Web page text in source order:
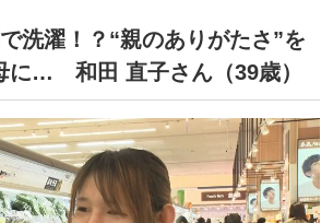
洗濯！？“親のありがたさ”を
に… 和田 直子さん（39歳）